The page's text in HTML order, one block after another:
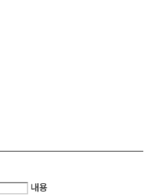
내용